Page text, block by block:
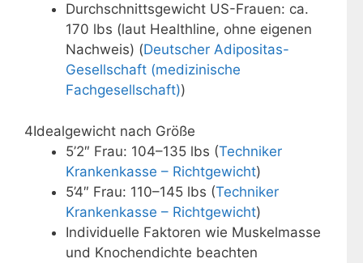
Durchschnittsgewicht US-Frauen: ca.
170 lbs (laut Healthline, ohne eigenen
Nachweis) (Deutscher Adipositas-
Gesellschaft (medizinische
Fachgesellschaft))
4Idealgewicht nach Größe
5’2″ Frau: 104–135 lbs (Techniker
Krankenkasse – Richtgewicht)
5’4″ Frau: 110–145 lbs (Techniker
Krankenkasse – Richtgewicht)
Individuelle Faktoren wie Muskelmasse
und Knochendichte beachten